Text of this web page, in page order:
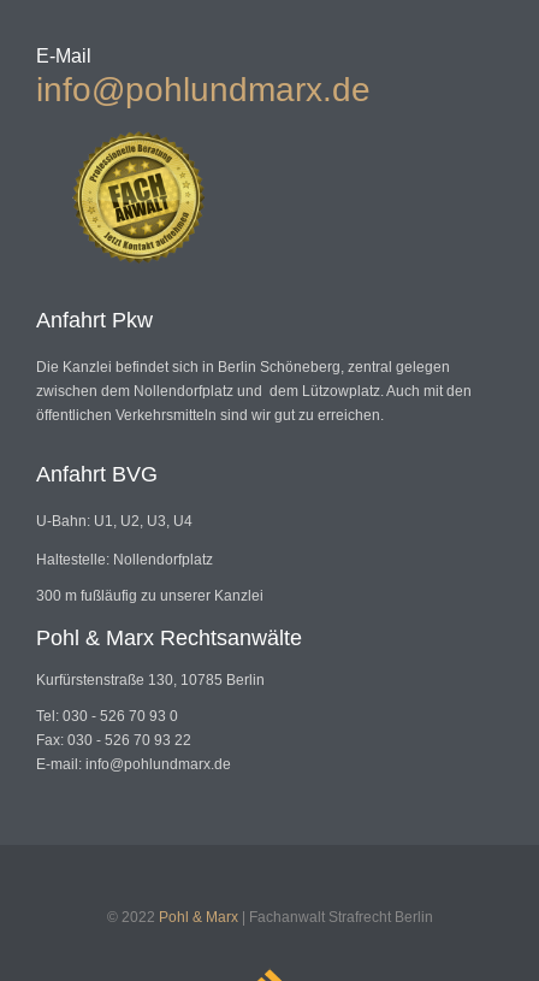
E-Mail
info@pohlundmarx.de
Anfahrt Pkw
Die Kanzlei befindet sich in Berlin Schöneberg, zentral gelegen
zwischen dem Nollendorfplatz und dem Lützowplatz. Auch mit den
öffentlichen Verkehrsmitteln sind wir gut zu erreichen.
Anfahrt BVG
U-Bahn: U1, U2, U3, U4
Haltestelle: Nollendorfplatz
300 m fußläufig zu unserer Kanzlei
Pohl & Marx Rechtsanwälte
Kurfürstenstraße 130, 10785 Berlin
Tel: 030 - 526 70 93 0
Fax: 030 - 526 70 93 22
E-mail: info@pohlundmarx.de
© 2022 Pohl & Marx| Fachanwalt Strafrecht Berlin